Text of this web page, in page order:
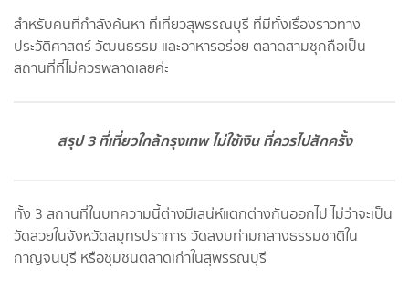
สำหรับคนที่กำลังค้นหา ที่เที่ยวสุพรรณบุรี ที่มีทั้งเรื่องราวทาง
ประวัติศาสตร์ วัฒนธรรม และอาหารอร่อย ตลาดสามชุกถือเป็น
สถานที่ที่ไม่ควรพลาดเลยค่ะ
สรุป 3 ที่เที่ยวใกล้กรุงเทพ ไม่ใช้เงิน ที่ควรไปสักครั้ง
ทั้ง 3 สถานที่ในบทความนี้ต่างมีเสน่ห์แตกต่างกันออกไป ไม่ว่าจะเป็น
วัดสวยในจังหวัดสมุทรปราการ วัดสงบท่ามกลางธรรมชาติใน
กาญจนบุรี หรือชุมชนตลาดเก่าในสุพรรณบุรี